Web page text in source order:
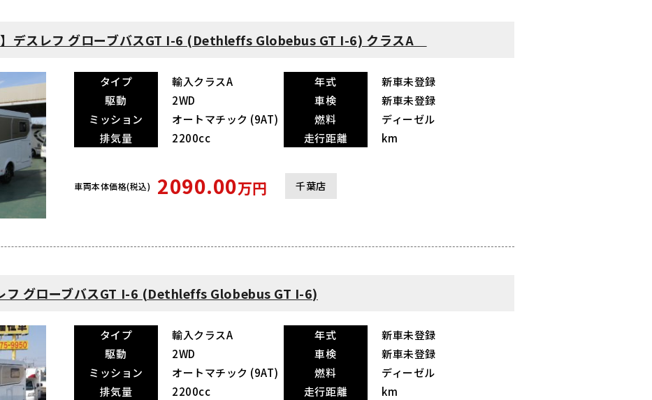
】デスレフ グローブバスGT I-6 (Dethleffs Globebus GT I-6) クラスA
タイプ 輸入クラスA 年式
新車未登録
駆動
2WD 車検
新車未登録
ミッション
オートマチック (9AT) 燃料
ディーゼル
排気量
2200cc 走行距離 km
車両本体価格(税込) 2090.00万円 千葉店
フ グローブバスGT I-6 (Dethleffs Globebus GT I-6)
タイプ 輸入クラスA 年式
新車未登録
駆動
2WD 車検
新車未登録
ミッション
オートマチック (9AT) 燃料
ディーゼル
排気量
2200cc 走行距離 km